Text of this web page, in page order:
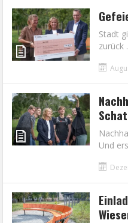
Stadt
zurück
Und